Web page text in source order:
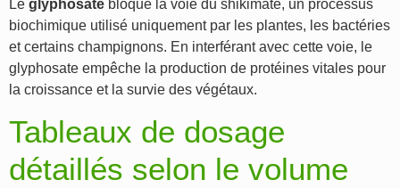
Le glyphosate bloque la voie du shikimate, un processus
biochimique utilisé uniquement par les plantes, les bactéries
et certains champignons. En interférant avec cette voie, le
glyphosate empêche la production de protéines vitales pour
la croissance et la survie des végétaux.
Tableaux de dosage
détaillés selon le volume